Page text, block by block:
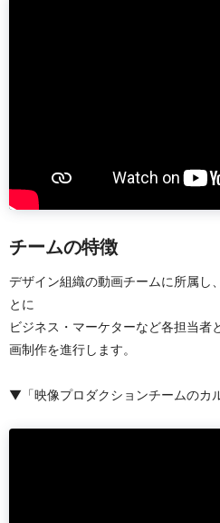
チームの特徴
デザイン組織の動画チームに所属し
とに
ビジネス・マーケターなど各担当者
画制作を進行します。
▼「映像プロダクションチームのカ